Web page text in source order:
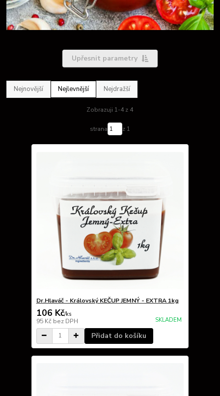
Upřesnit parametry
Nejnovější Nejlevnější Nejdražší
Zobrazuji 1-4 z 4
strana z 1
Dr.Hlaváč - Královský KEČUP JEMNÝ - EXTRA 1kg
106 Kč/ks
95 Kč bez DPH SKLADEM
Přidat do košíku